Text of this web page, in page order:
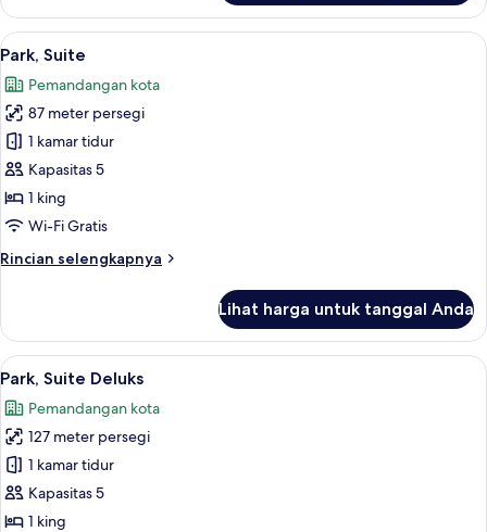
Kamar
Deluks,
2
Tidur
Twin
Lihat
semua
foto
untuk
Park,
Suite
Seprai premium, minibar, brankas,
6
Park, Suite
Pemandangan kota
87 meter persegi
1 kamar tidur
Kapasitas 5
1 king
Wi-Fi Gratis
Rincian selengkapnya
Rincian
Park,
Suite
Lihat harga untuk tanggal Anda
Lihat
semua
foto
untuk
Park,
Suite
Deluks
8
Park, Suite Deluks
Pemandangan kota
127 meter persegi
1 kamar tidur
Kapasitas 5
1 king